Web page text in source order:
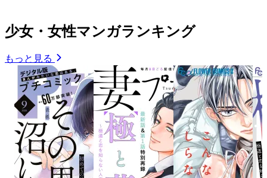
少女・女性マンガランキング
もっと見る